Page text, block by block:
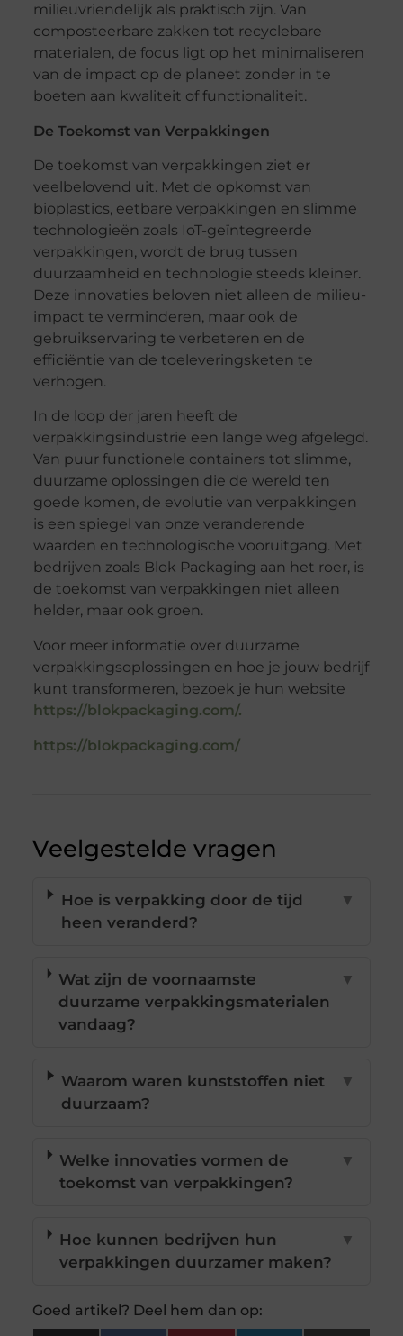
milieuvriendelijk als praktisch zijn. Van
composteerbare zakken tot recyclebare
materialen, de focus ligt op het minimaliseren
van de impact op de planeet zonder in te
boeten aan kwaliteit of functionaliteit.
De Toekomst van Verpakkingen
De toekomst van verpakkingen ziet er
veelbelovend uit. Met de opkomst van
bioplastics, eetbare verpakkingen en slimme
technologieën zoals IoT-geïntegreerde
verpakkingen, wordt de brug tussen
duurzaamheid en technologie steeds kleiner.
Deze innovaties beloven niet alleen de milieu-
impact te verminderen, maar ook de
gebruikservaring te verbeteren en de
efficiëntie van de toeleveringsketen te
verhogen.
In de loop der jaren heeft de
verpakkingsindustrie een lange weg afgelegd.
Van puur functionele containers tot slimme,
duurzame oplossingen die de wereld ten
goede komen, de evolutie van verpakkingen
is een spiegel van onze veranderende
waarden en technologische vooruitgang. Met
bedrijven zoals Blok Packaging aan het roer, is
de toekomst van verpakkingen niet alleen
helder, maar ook groen.
Voor meer informatie over duurzame
verpakkingsoplossingen en hoe je jouw bedrijf
kunt transformeren, bezoek je hun website
https://blokpackaging.com/.
https://blokpackaging.com/
Veelgestelde vragen
Hoe is verpakking door de tijd
heen veranderd?
▼
Wat zijn de voornaamste
duurzame verpakkingsmaterialen
vandaag?
▼
Waarom waren kunststoffen niet
duurzaam?
▼
Welke innovaties vormen de
toekomst van verpakkingen?
▼
Hoe kunnen bedrijven hun
verpakkingen duurzamer maken?
▼
Goed artikel? Deel hem dan op: